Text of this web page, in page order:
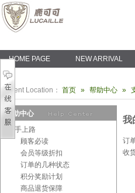
HOME PAGE NEW ARRIVAL
Current Location： 首页 » 帮助中心 »
帮助中心
新手上路
顾客必读
会员等级折扣
订单的几种状态
积分奖励计划
商品退货保障
我
订
收